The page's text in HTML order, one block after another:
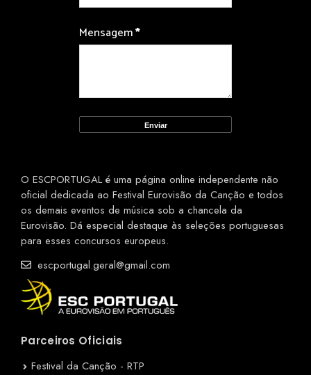
Mensagem*
O ESCPORTUGAL é uma página online independente não
oficial dedicada ao Festival Eurovisão da Canção e todos
os demais eventos de música sob a chancela da
Eurovisão. Dá especial destaque às seleções portuguesas
para esses concursos europeus.
escportugal.geral@gmail.com
Parceiros Oficiais
Festival da Canção - RTP